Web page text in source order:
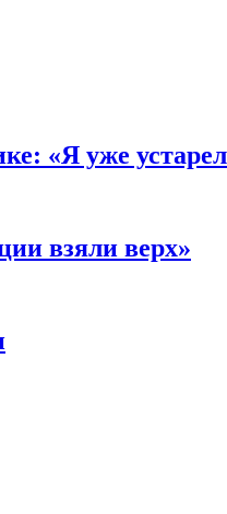
«Я уже
взяли верх»